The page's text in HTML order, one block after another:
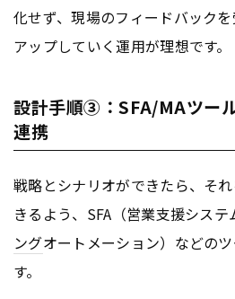
化せず、現場のフィードバック
アップしていく運用が理想です。
設計手順③：SFA/MAツー
連携
戦略とシナリオができたら、そ
きるよう、SFA（営業支援システ
ングオートメーション）などの
す。